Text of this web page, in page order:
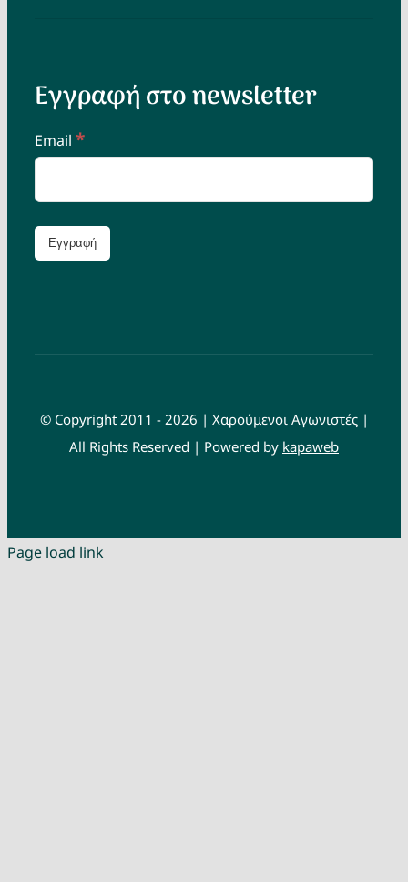
Εγγραφή στο newsletter
Email *
© Copyright 2011 - 2026 | Χαρούμενοι Αγωνιστές|
All Rights Reserved | Powered by kapaweb
Page load link